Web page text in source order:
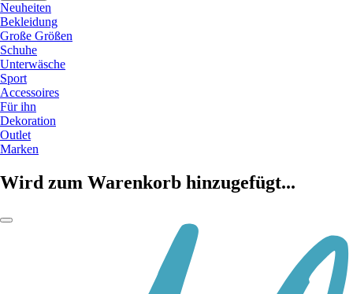
Neuheiten
Bekleidung
Große Größen
Schuhe
Unterwäsche
Sport
Accessoires
Für ihn
Dekoration
Outlet
Marken
Wird zum Warenkorb hinzugefügt...